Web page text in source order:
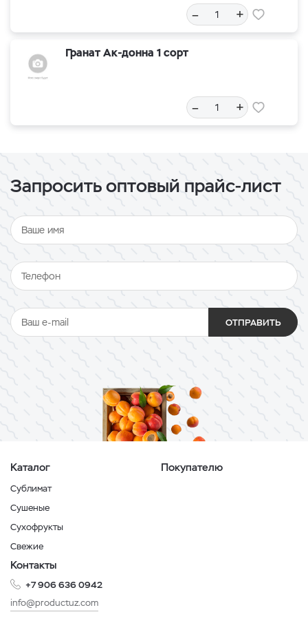
– +
Гранат Ак-донна 1 сорт
– +
Запросить оптовый прайс-лист
ОТПРАВИТЬ
Каталог
Сублимат
Сушеные
Сухофрукты
Свежие
Покупателю
Контакты
+7 906 636 0942
info@productuz.com